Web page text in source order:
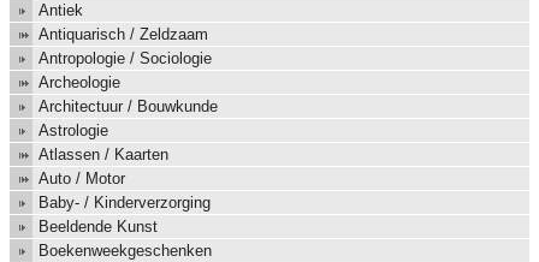
Antiek
Antiquarisch / Zeldzaam
Antropologie / Sociologie
Archeologie
Architectuur / Bouwkunde
Astrologie
Atlassen / Kaarten
Auto / Motor
Baby- / Kinderverzorging
Beeldende Kunst
Boekenweekgeschenken